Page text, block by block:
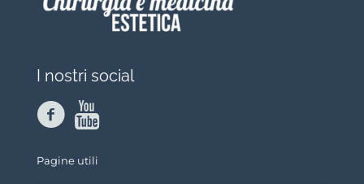
I nostri social
Pagine utili